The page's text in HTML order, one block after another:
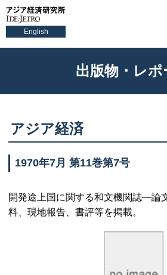
English
出版物・レポ
アジア経済
1970年7月 第11巻第7号
開発途上国に関する和文機関誌—論
料、現地報告、書評等を掲載。